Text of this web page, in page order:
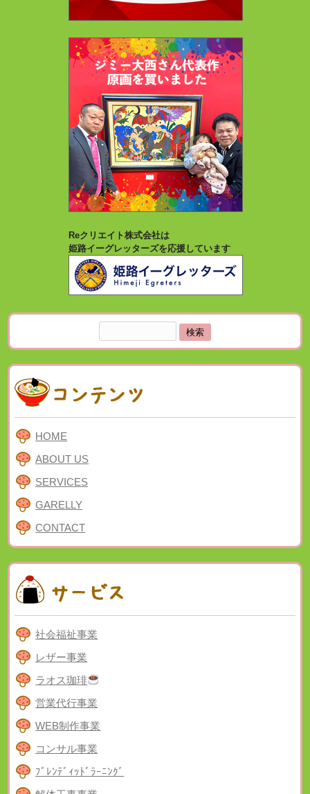
Reクリエイト株式会社は
姫路イーグレッターズを応援しています
索:
HOME
ABOUT US
SERVICES
GARELLY
CONTACT
社会福祉事業
レザー事業
ラオス珈琲
営業代行事業
WEB制作事業
コンサル事業
ﾌﾞﾚﾝﾃﾞｨｯﾄﾞﾗｰﾆﾝｸﾞ